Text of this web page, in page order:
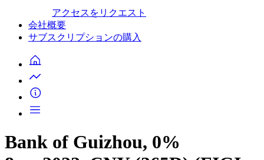
アクセスをリクエスト
会社概要
サブスクリプションの購入
Bank of Guizhou, 0%